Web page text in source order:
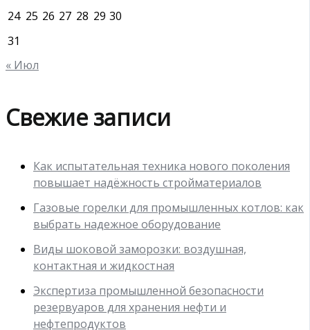
24 25 26 27 28 29 30
31
« Июл
Свежие записи
Как испытательная техника нового поколения
повышает надёжность стройматериалов
Газовые горелки для промышленных котлов: как
выбрать надежное оборудование
Виды шоковой заморозки: воздушная,
контактная и жидкостная
Экспертиза промышленной безопасности
резервуаров для хранения нефти и
нефтепродуктов